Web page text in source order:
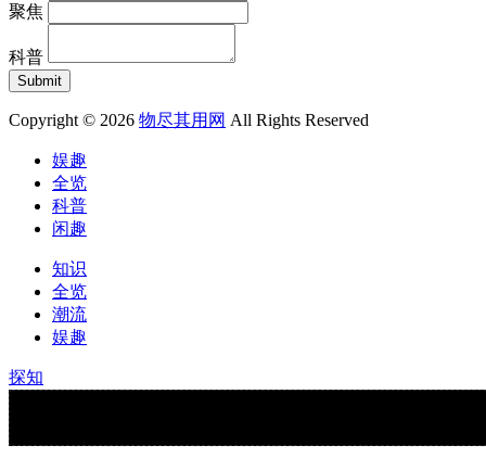
聚焦
科普
Copyright © 2026 物尽其用网 All Rights Reserved
娱趣
全览
科普
闲趣
知识
全览
潮流
娱趣
探知